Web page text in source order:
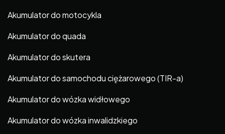
Akumulator do motocykla
Akumulator do quada
Akumulator do skutera
Akumulator do samochodu ciężarowego (TIR-a)
Akumulator do wózka widłowego
Akumulator do wózka inwalidzkiego